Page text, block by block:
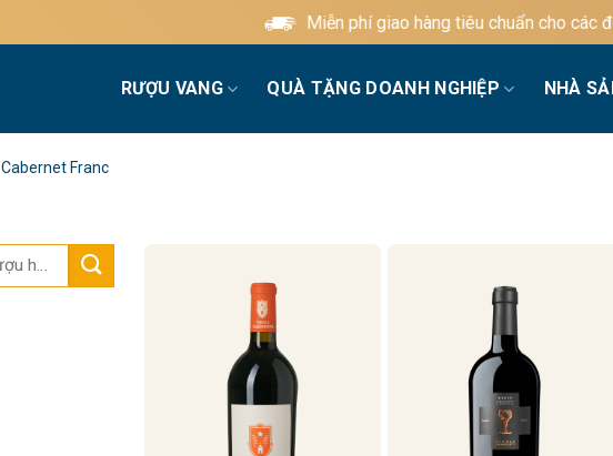
Miễn phí giao hàng tiêu chuẩn cho các đơn
RƯỢU VANG QUÀ TẶNG DOANH NGHIỆP NHÀ
Cabernet Franc